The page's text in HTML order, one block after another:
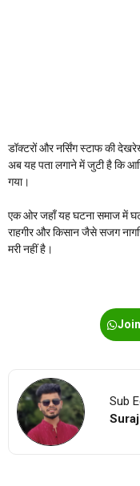
डॉक्टरों और नर्सिंग स्टाफ की
अब यह पता लगाने में जुटी है कि
गया।
एक ओर जहाँ यह घटना समाज में
राहगीर और किसान जैसे सजग
मरी नहीं है।
Sub